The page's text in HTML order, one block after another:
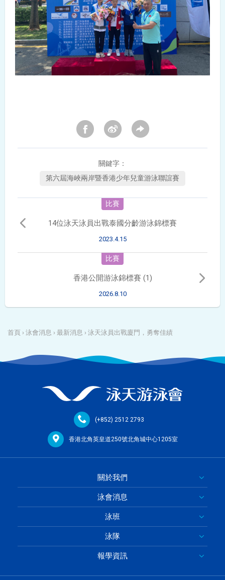
關鍵字：
第六屆海峽兩岸暨香港少年兒童游泳聯誼賽
比賽
14位泳天泳員出戰泰國分齡游泳錦標賽
2023.4.15
比賽
香港公開游泳錦標賽 (1)
2026.8.10
首頁 › 泳會消息 › 最新消息 › 泳天泳員出戰廈門，勇奪佳績
(+852) 2512 2793
香港北角英皇道250號北角城中心1205室
關於我們
泳會消息
泳班
泳隊
報學資訊